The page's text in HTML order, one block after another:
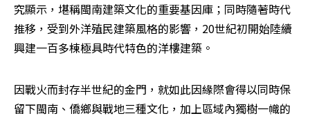
究顯示，堪稱閩南建築文化的重要基因庫；同時隨著時代
推移，受到外洋殖民建築風格的影響，20世紀初開始陸續
興建一百多棟極具時代特色的洋樓建築。
因戰火而封存半世紀的金門，就如此因緣際會得以同時保
留下閩南、僑鄉與戰地三種文化，加上區域內獨樹一幟的